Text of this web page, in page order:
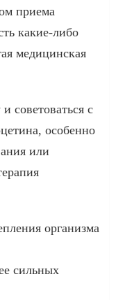
приема
какие-либо
медицинская
советоваться с
особенно
или
организма
сильных